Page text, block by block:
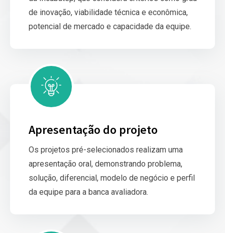
de inovação, viabilidade técnica e econômica,
potencial de mercado e capacidade da equipe.
Apresentação do projeto
Os projetos pré-selecionados realizam uma
apresentação oral, demonstrando problema,
solução, diferencial, modelo de negócio e perfil
da equipe para a banca avaliadora.